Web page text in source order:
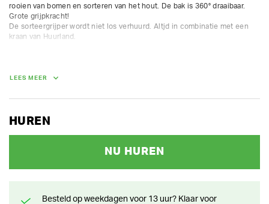
rooien van bomen en sorteren van het hout. De bak is 360° draaibaar.
Grote grijpkracht!
De sorteergrijper wordt niet los verhuurd. Altjd in combinatie met een
kraan van Huurland.
werkdruk rotatie: 150 bar - 10 L/min
spreid geopend: 900 mm
inhoud: 70 Ltr
LEES MEER
HUREN
NU HUREN
Besteld op weekdagen voor 13 uur? Klaar voor